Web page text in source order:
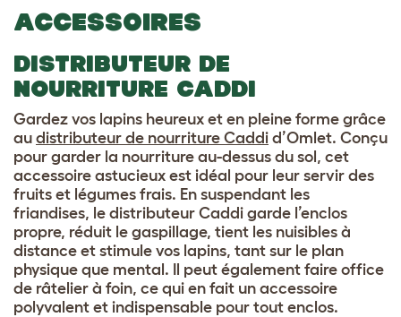
ACCESSOIRES
DISTRIBUTEUR DE
NOURRITURE CADDI
Gardez vos lapins heureux et en pleine forme grâce
au distributeur de nourriture Caddi d’Omlet. Conçu
pour garder la nourriture au-dessus du sol, cet
accessoire astucieux est idéal pour leur servir des
fruits et légumes frais. En suspendant les
friandises, le distributeur Caddi garde l’enclos
propre, réduit le gaspillage, tient les nuisibles à
distance et stimule vos lapins, tant sur le plan
physique que mental. Il peut également faire office
de râtelier à foin, ce qui en fait un accessoire
polyvalent et indispensable pour tout enclos.